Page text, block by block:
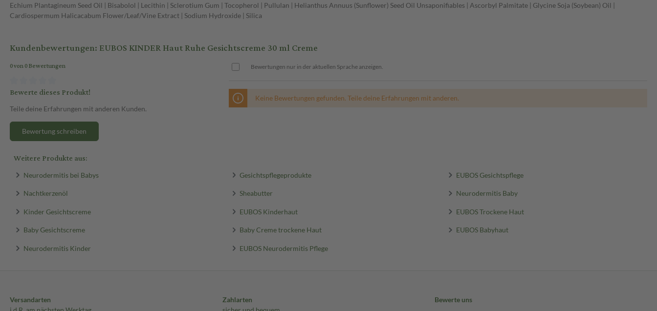
Echium Plantagineum Seed Oil | Bisabolol | Lecithin | Sclerotium Gum | Tocopherol | Pullulan | Helianthus Annuus (Sunflower) Seed Oil Unsaponifiables | Ascorbyl Palmitate | Glycine Soja (Soybean) Oil |
Cardiospermum Halicacabum Flower/Leaf/Vine Extract | Sodium Hydroxide | Silica
Kundenbewertungen: EUBOS KINDER Haut Ruhe Gesichtscreme 30 ml Creme
0 von 0 Bewertungen
Bewerte dieses Produkt!
Teile deine Erfahrungen mit anderen Kunden.
Bewertung schreiben
Bewertungen nur in der aktuellen Sprache anzeigen.
Keine Bewertungen gefunden. Teile deine Erfahrungen mit anderen.
Weitere Produkte aus:
Neurodermitis bei Babys Gesichtspflegeprodukte EUBOS Gesichtspflege
Nachtkerzenöl Sheabutter Neurodermitis Baby
Kinder Gesichtscreme EUBOS Kinderhaut EUBOS Trockene Haut
Baby Gesichtscreme Baby Creme trockene Haut EUBOS Babyhaut
Neurodermitis Kinder EUBOS Neurodermitis Pflege
Versandarten
Zahlarten
Bewerte uns